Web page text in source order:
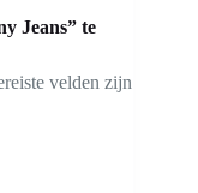
Jeans” te
velden zijn